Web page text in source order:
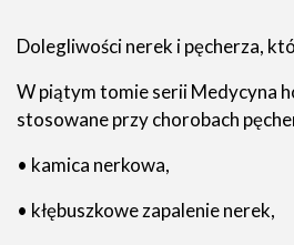
Dolegliwości nerek i pęcherza,
W piątym tomie serii Medycyna
stosowane przy chorobach
• kamica nerkowa,
• kłębuszkowe zapalenie nerek,